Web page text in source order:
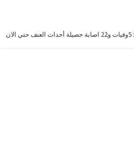
الصحة : 5وفيات و22 اصابة حصيلة أحداث العنف حتي الان